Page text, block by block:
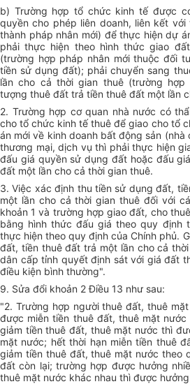
b) Trường hợp tổ chức kinh tế được
quyền cho phép liên doanh, liên kết
thành pháp nhân mới) để thực hiện dự
phải thực hiện theo hình thức giao
(trường hợp pháp nhân mới thuộc đối
tiền sử dụng đất); phải chuyển sang
lần cho cả thời gian thuê (trường
tượng thuê đất trả tiền thuê đất một lần
2. Trường hợp cơ quan nhà nước có
cho tổ chức kinh tế thuê để giao cho tổ
án mới về kinh doanh bất động sản (nhà
thương mại, dịch vụ thì phải thực hiện
đấu giá quyền sử dụng đất hoặc đấu
đất một lần cho cả thời gian thuê.
3. Việc xác định thu tiền sử dụng đất,
một lần cho cả thời gian thuê đối với
khoản 1 và trường hợp giao đất, cho
bằng hình thức đấu giá theo quy định
thực hiện theo quy định của Chính phủ.
đất, tiền thuê đất trả một lần cho cả
dân cấp tỉnh quyết định sát với giá đất
điều kiện bình thường".
9. Sửa đổi khoản 2 Điều 13 như sau:
"2. Trường hợp người thuê đất, thuê
được miễn tiền thuê đất, thuê mặt
giảm tiền thuê đất, thuê mặt nước thì
mặt nước; hết thời hạn miễn tiền thuê
giảm tiền thuê đất, thuê mặt nước theo
đất còn lại; trường hợp được hưởng
thuê mặt nước khác nhau thì được